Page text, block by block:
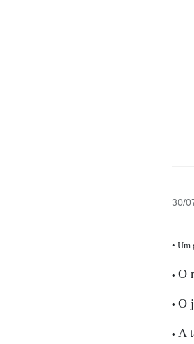
30/
•
•O
•O
•A